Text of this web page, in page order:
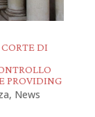
DI
PROVIDING
, News